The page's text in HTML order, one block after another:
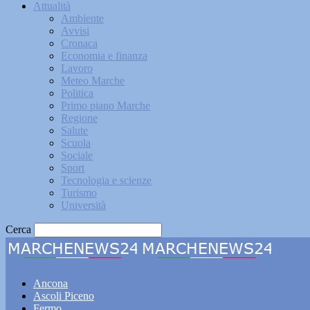
Attualità
Ambiente
Avvisi
Cronaca
Economia e finanza
Lavoro
Meteo Marche
Politica
Primo piano Marche
Regione
Salute
Scuola
Sociale
Sport
Tecnologia e scienze
Turismo
Università
Cerca
Ancona
Ascoli Piceno